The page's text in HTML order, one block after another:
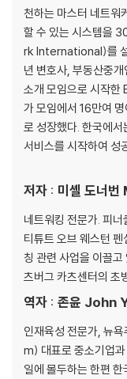
Week 10 혹시 저를 기
Week 11 황금알을 낳는
Week 12 동굴에서 나와
Week 13 온라인 네트
Week 14 끌리는 사람
3장 기대 이상의 기억을
- 잊을 수 없는 존재가 되
Week 16 당신은 촉매인
Week 17 책임을 지게
Week 18 조건 없는 자
Week 19 감사카드를
Week 20 팔로업은 오
4장 놓치지 말고 가치 있
- 네트워킹 시간 투자법
Week 21 의미 있는 관
천하는 마스터 네트워
할 수 있는 시스템을
rk International)를 설
년 변호사, 부동산중
소개 모임으로 시작
가 모임에서 16만여
로 성장했다. 한국에
서비스를 시작하여 성
저자 : 미셸 도너
네트워킹 전문가. 피
티튜트 오브 웨스턴
칭 관련 사업을 이끌
츠버그 카츠센터의 초
역자 : 존윤 John
인재육성 전문가, 뉴
m) 대표로 중소기업
일에 몰두하는 한편